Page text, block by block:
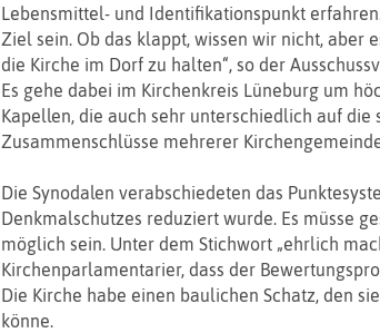
Lebensmittel- und Identifikationspunkt
Ziel sein. Ob das klappt, wissen wir nicht, aber
die Kirche im Dorf zu halten“, so der
Es gehe dabei im Kirchenkreis Lüneburg um
Kapellen, die auch sehr unterschiedlich auf die
Zusammenschlüsse mehrerer
Die Synodalen verabschiedeten das
Denkmalschutzes reduziert wurde. Es müsse
möglich sein. Unter dem Stichwort „ehrlich
Kirchenparlamentarier, dass der
Die Kirche habe einen baulichen Schatz, den
könne.